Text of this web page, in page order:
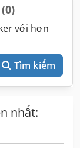
(0)
với hơn
Tìm kiếm
nhất: